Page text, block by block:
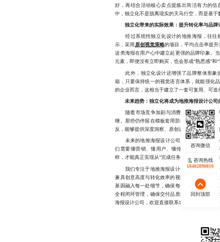
好，再结合活动核心卖点提炼出简洁有力的
中，独立化不是脱离现实的天马行空，而是基
独立化带来的实际效果：提升转化率与品牌
经过系统性独立化设计的地推海报，往往
示，采用 原创视觉策略的项目，平均点击率提升
这类海报在用户心中建立起更强的品牌印象。
元素，即便没有立即购买，也会形成“熟悉感”和
此外，独立化设计还增强了品牌整体形象
箱，只要保持统一的视觉语言体系，就能强化
的企业而言，这相当于建立了一套可复用、可迭
未来趋势：独立化将成为地推海报设计公司
随着市场竞争加剧与消费者注意力愈发稀缺
继。那些仍停留在模板套用阶段的地推海报设
反，能够提供深度洞察、原创设计与效果保障
未来的地推海报设计公司，不应只是“画图
们需要懂营销、懂用户、懂传播，更要有能
样，才能真正实现从“完成任务”到“创造价值”的
我们专注于地推海报设计公司领域多年，始
兼具创意高度与转化效率的视觉解决方案。团
基因融入每一处细节，确保每一张海报都能在
全程闭环管理，确保交付品质稳定可控。如果
海报设计公司，欢迎直接联系18402890810
咨询热线
18402890810
回到顶部